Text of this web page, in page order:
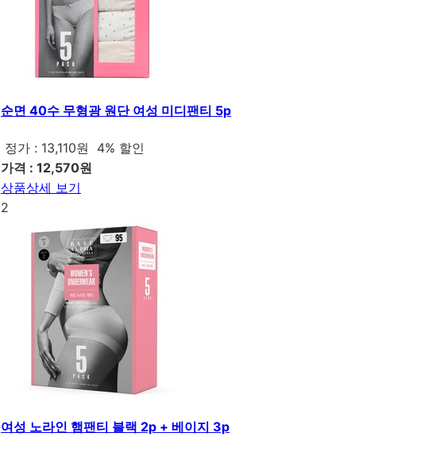
순면 40수 무형광 원단 여성 미디팬티 5p
정가 : 13,110원
4% 할인
가격 : 12,570원
상품상세 보기
2
여성 노라인 햄팬티 블랙 2p + 베이지 3p